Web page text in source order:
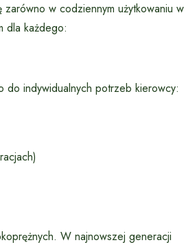
w codziennym użytkowaniu w
dla każdego:
indywidualnych potrzeb kierowcy:
W najnowszej generacji